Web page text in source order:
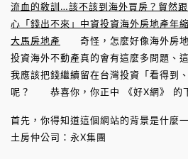
流血的敎訓…該不該到海外買房？ 貿然
心「錢出不來」 中資投資海外房地產年
大馬房地產 奇怪，怎麼好像海外房地
投資海外不動產真的會有這麼多問題、
我應該把錢繼續留在台灣投資「看得到
呢？ 恭喜你，你正中 《好X網》 的
首先，你得知道這個網站的背景是什麼
土房仲公司：永X集團